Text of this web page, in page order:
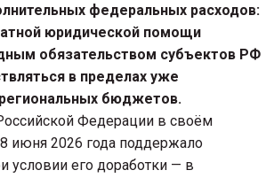
федеральных расходов:
юридической помощи
обязательством субъектов РФ
в пределах уже
бюджетов.
Федерации в своём
июня 2026 года поддержало
условии его доработки — в